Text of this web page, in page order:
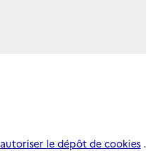
autoriser le dépôt de cookies .